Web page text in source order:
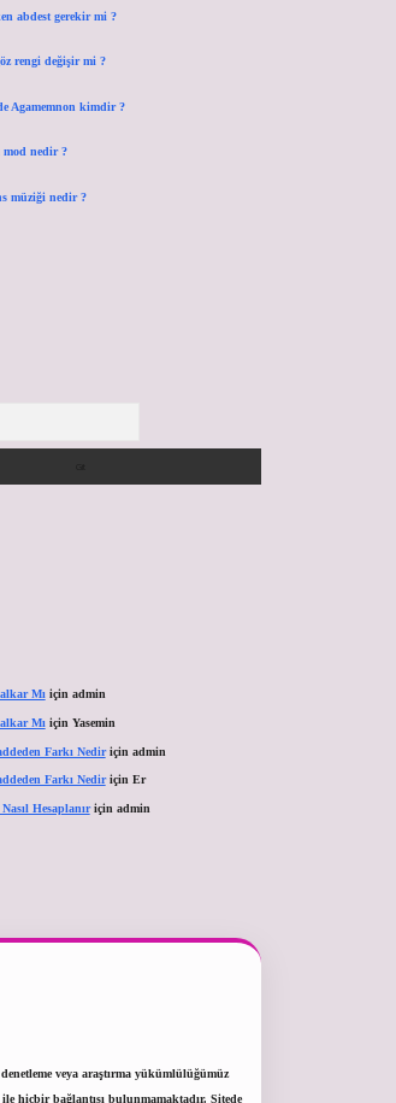
abdest gerekir mi ?
rengi değişir mi ?
Agamemnon kimdir ?
mod nedir ?
müziği nedir ?
Mıiçin admin
Mıiçin Yasemin
Farkı Nediriçin admin
Farkı Nediriçin Er
Hesaplanıriçin admin
veya araştırma yükümlülüğümüz
hiçbir bağlantısı bulunmamaktadır. Sitede